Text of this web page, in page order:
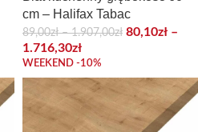
cm – Halifax Tabac
89,00zł – 1.907,00zł 80,10zł –
1.716,30zł
WEEKEND -10%